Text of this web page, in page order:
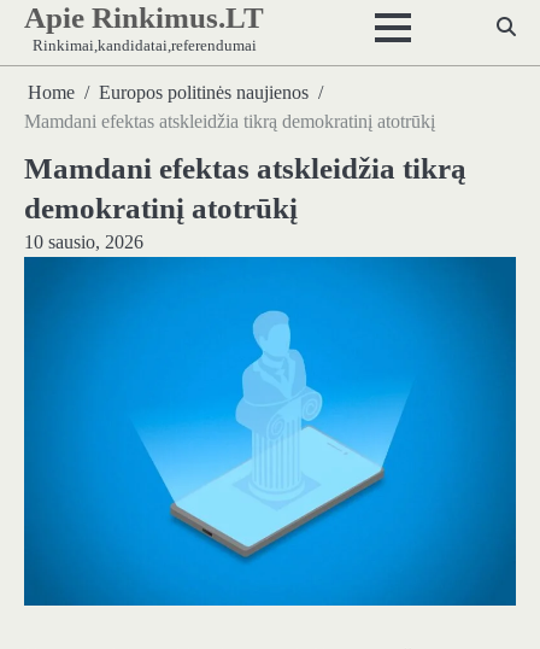
Skip
content
Apie Rinkimus.LT
Rinkimai,kandidatai,referendumai
Home
Europos politinės naujienos
Mamdani efektas atskleidžia tikrą demokratinį atotrūkį
Mamdani efektas atskleidžia tikrą
demokratinį atotrūkį
10 sausio, 2026